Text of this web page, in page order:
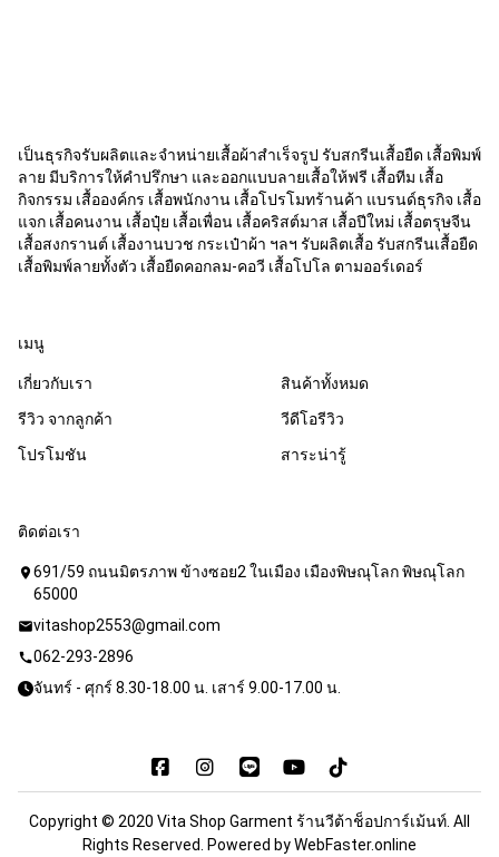
เป็นธุรกิจรับผลิตและจำหน่ายเสื้อผ้าสำเร็จรูป รับสกรีนเสื้อยืด เสื้อพิมพ์
ลาย มีบริการให้คำปรึกษา และออกแบบลายเสื้อให้ฟรี เสื้อทีม เสื้อ
กิจกรรม เสื้อองค์กร เสื้อพนักงาน เสื้อโปรโมทร้านค้า แบรนด์ธุรกิจ เสื้อ
แจก เสื้อคนงาน เสื้อปุ๋ย เสื้อเพื่อน เสื้อคริสต์มาส เสื้อปีใหม่ เสื้อตรุษจีน
เสื้อสงกรานต์ เสื้องานบวช กระเป๋าผ้า ฯลฯ รับผลิตเสื้อ รับสกรีนเสื้อยืด
เสื้อพิมพ์ลายทั้งตัว เสื้อยืดคอกลม-คอวี เสื้อโปโล ตามออร์เดอร์
เมนู
เกี่ยวกับเรา
สินค้าทั้งหมด
รีวิว จากลูกค้า
วีดีโอรีวิว
โปรโมชัน
สาระน่ารู้
ติดต่อเรา
location_on 691/59 ถนนมิตรภาพ ข้างซอย2 ในเมือง เมืองพิษณุโลก พิษณุโลก
65000
mailvitashop2553@gmail.com
call062-293-2896
จันทร์ - ศุกร์ 8.30-18.00 น. เสาร์ 9.00-17.00 น.
Copyright © 2020 Vita Shop Garment ร้านวีต้าช็อปการ์เม้นท์. All
Rights Reserved. Powered byWebFaster.online